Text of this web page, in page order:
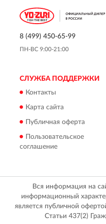
8 (499) 450-65-99
ПН-ВС 9:00-21:00
СЛУЖБА ПОДДЕРЖКИ
Контакты
Карта сайта
Публичная оферта
Пользовательское
соглашение
Вся информация на
информационный
является публичной
Статьи 437(2)